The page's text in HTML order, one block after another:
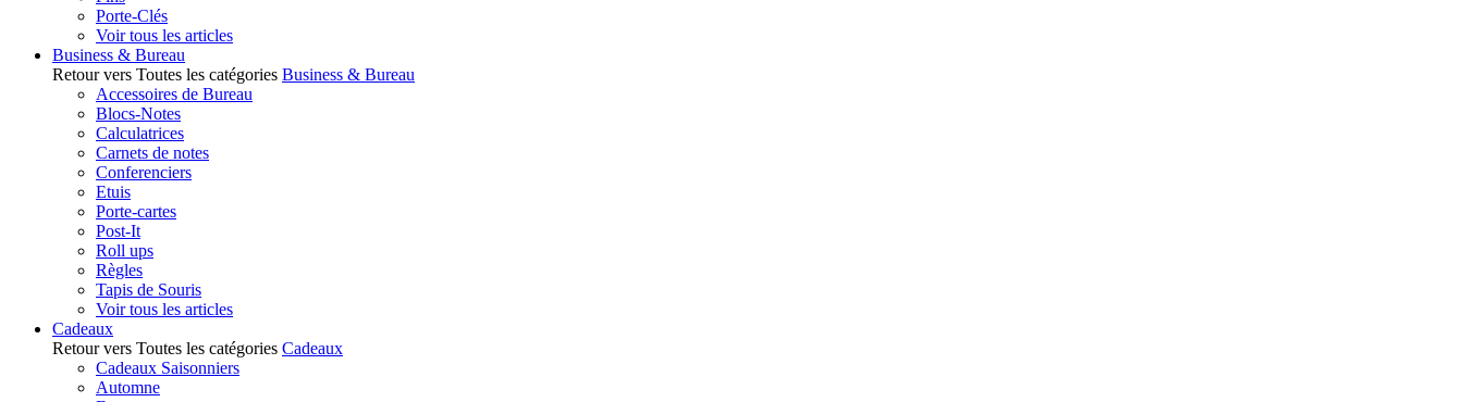
Porte-Clés
Voir tous les articles
Business & Bureau
Retour vers Toutes les catégories Business & Bureau
Accessoires de Bureau
Blocs-Notes
Calculatrices
Carnets de notes
Conferenciers
Etuis
Porte-cartes
Post-It
Roll ups
Règles
Tapis de Souris
Voir tous les articles
Cadeaux
Retour vers Toutes les catégories Cadeaux
Cadeaux Saisonniers
Automne